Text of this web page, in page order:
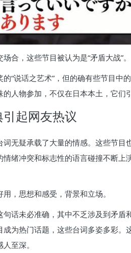
合，这些节目被认为是“矛盾大战”。
“说话之艺术”，但的确有些节目中
人物参加，不仅在日本本土，它们
起网友热议
无疑承载了大量的情感。这些节目
绪冲突和标志性的语言碰撞不断上
，思想和感受，背景和立场。
话未必准确，其中不乏涉及到矛盾
为热门话题，这些台词多姿多彩。
至深。